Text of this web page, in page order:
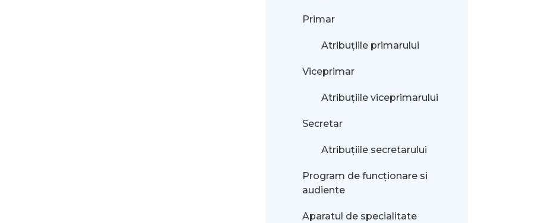
Primar
Atribuțiile primarului
Viceprimar
Atribuțiile viceprimarului
Secretar
Atribuțiile secretarului
Program de funcționare si
audiente
Aparatul de specialitate